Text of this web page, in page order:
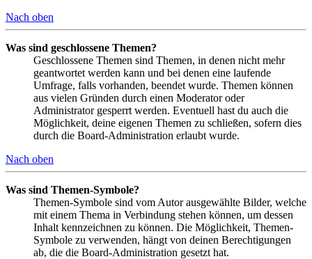
Nach oben
Was sind geschlossene Themen?
Geschlossene Themen sind Themen, in denen nicht mehr
geantwortet werden kann und bei denen eine laufende
Umfrage, falls vorhanden, beendet wurde. Themen können
aus vielen Gründen durch einen Moderator oder
Administrator gesperrt werden. Eventuell hast du auch die
Möglichkeit, deine eigenen Themen zu schließen, sofern dies
durch die Board-Administration erlaubt wurde.
Nach oben
Was sind Themen-Symbole?
Themen-Symbole sind vom Autor ausgewählte Bilder, welche
mit einem Thema in Verbindung stehen können, um dessen
Inhalt kennzeichnen zu können. Die Möglichkeit, Themen-
Symbole zu verwenden, hängt von deinen Berechtigungen
ab, die die Board-Administration gesetzt hat.